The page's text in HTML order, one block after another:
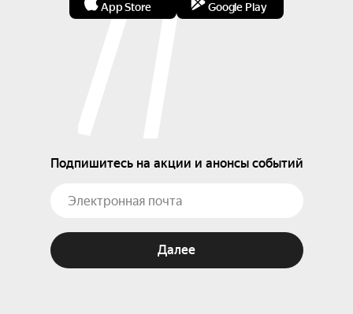
App Store Google Play
Подпишитесь на акции и анонсы событий
Далее